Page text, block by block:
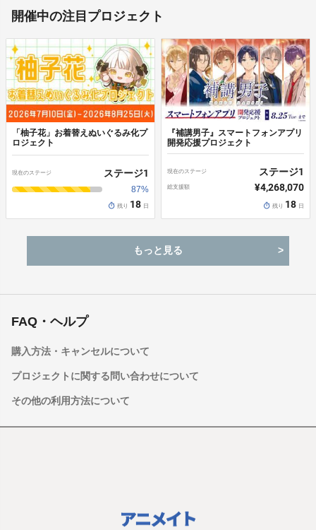
アジア３都市４公演を、同年１０月には東京ガーデンシ
2025年7月放送のアニメ『アークナイツ【焔燼曙明/RIS
E FROM EMBER】』のOPテーマ「End of Days」を8
月6日リリース。同年10月8日に3rdアルバム「HEAR
T」をリリース、11月より全国6都市を巡るアルバムツ
アー「ReoNa ONE-MAN Concert Tour 2025 “HEART”」
2026年3月に自身初の故郷凱旋フリーライブ「ReoNa F
ree Live 2026 in 奄美大島 ”シマユイ あまみ”」、7月よ
絶望に寄り添うをテーマに歌う、絶望系アニソンシンガ
ReoNaさんのX（旧Twitter）はこちら！
ージの記載をご確認ください。
代金の支払時期および方法
《決済手段》
クレジットカード：All or Nothingリワード、All Inリワード
コンビニ払い：All Inリワード
コンビニ決済では下記がご利用いただけませんので、ご注意くださ
い。
セブンイレブン
《支払時期》
All or Nothingリワード：商品購入後、プロジェクト資金が目標金額
に到達したときに決済が行われます。
《返品の取扱い条件》
輸送による商品の破損および発送ミスがあった場合のみ返品可。
絡のある返送先へご返送下さい。
《不良品の取扱条件》
商品には万全を期しておりますが、万が一下記のような場合にはお
・申し込まれた商品と異なる商品が届いた場合
決済完了後の返金は一切できません。
開催中の注目プロジェクト
「柚子花」お着替えぬいぐるみ化プ
ロジェクト
現在のステージ ステージ1
87%
残り 18 日
『補講男子』スマートフォンアプリ
開発応援プロジェクト
現在のステージ ステージ1
総支援額 ¥4,268,070
残り 18 日
もっと見る
FAQ・ヘルプ
購入方法・キャンセルについて
プロジェクトに関する問い合わせについて
その他の利用方法について